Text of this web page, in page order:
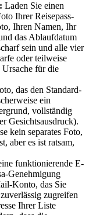
Laden Sie einen
Ihrer Reisepass-
Ihren Namen, Ihr
das Ablaufdatum
sein und alle vier
oder teilweise
für die
das den Standard-
ein
vollständig
Gesichtsausdruck).
kein separates Foto,
aber es ist ratsam,
funktionierende E-
Genehmigung
Konto, das Sie
zugreifen
Ihrer Liste